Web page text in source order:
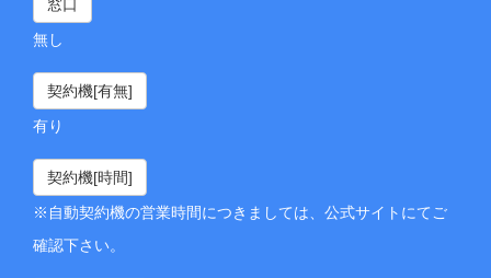
窓口
無し
契約機[有無]
有り
契約機[時間]
※自動契約機の営業時間につきましては、公式サイトにてご
確認下さい。